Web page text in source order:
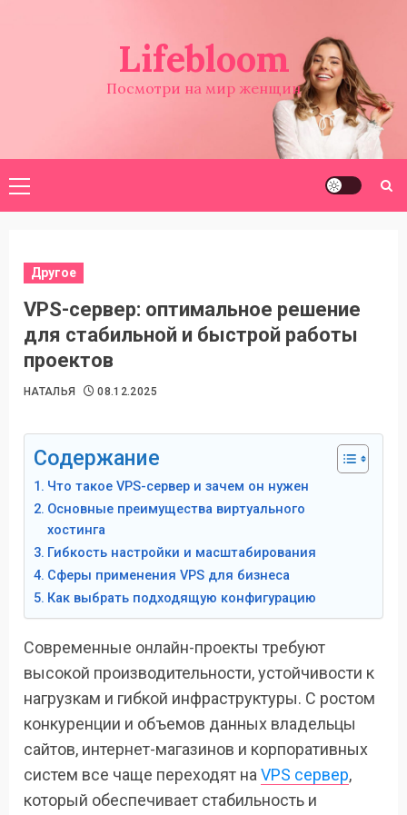
Lifebloom
Посмотри на мир женщин
Основное
меню
Другое
VPS-сервер: оптимальное решение
для стабильной и быстрой работы
проектов
НАТАЛЬЯ 08.12.2025
Содержание
Что такое VPS-сервер и зачем он нужен
Основные преимущества виртуального
хостинга
Гибкость настройки и масштабирования
Сферы применения VPS для бизнеса
Как выбрать подходящую конфигурацию
Современные онлайн-проекты требуют
высокой производительности, устойчивости к
нагрузкам и гибкой инфраструктуры. С ростом
конкуренции и объемов данных владельцы
сайтов, интернет-магазинов и корпоративных
систем все чаще переходят на VPS сервер,
который обеспечивает стабильность и